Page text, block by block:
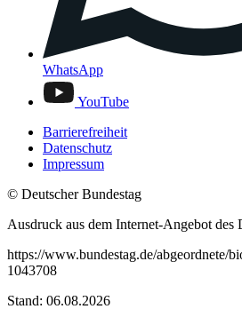
WhatsApp
YouTube
Barrierefreiheit
Datenschutz
Impressum
© Deutscher Bundestag
Ausdruck aus dem Internet-Angebot des
https://www.bundestag.de/abgeordnete/
1043708
Stand: 06.08.2026